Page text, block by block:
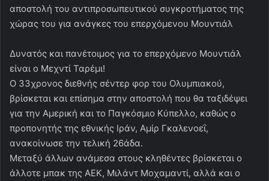
αποστολή του αντιπροσωπευτικού συγκροτήματος της
χώρας του για ανάγκες του επερχόμενου Μουντιάλ
Δυνατός και πανέτοιμος για το επερχόμενο Μουντιάλ
είναι ο Μεχντί Ταρέμι!
Ο 33χρονος διεθνής σέντερ φορ του Ολυμπιακού,
βρίσκεται και επίσημα στην αποστολή που θα ταξιδέψει
για την Αμερική και το Παγκόσμιο Κύπελλο, καθώς ο
προπονητής της εθνικής Ιράν, Aμίρ Γκαλενοεΐ,
ανακοίνωσε την τελική 26άδα.
Μεταξύ άλλων ανάμεσα στους κληθέντες βρίσκεται ο
άλλοτε μπακ της ΑΕΚ, Μιλάντ Μοχαμαντί, αλλά και ο